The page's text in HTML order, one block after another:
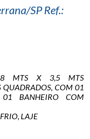
SP Ref.:
8 MTS X 3,5 MTS
QUADRADOS, COM 01
01 BANHEIRO COM
LAJE